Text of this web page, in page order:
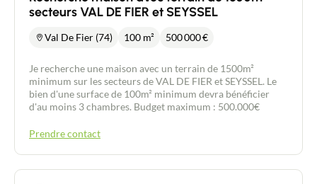
secteurs VAL DE FIER et SEYSSEL
Val De Fier (74) 100 m² 500 000€
Je recherche une maison avec un terrain de 1500m²
minimum sur les secteurs de VAL DE FIER et SEYSSEL. Le
bien d'une surface de 100m² minimum devra bénéficier
d'au moins 3 chambres. Budget maximum : 500.000€
Prendre contact